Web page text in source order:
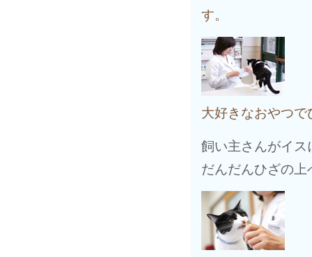
す。
大好きなおやつ
飼い主さんがイ
だんだんひざの上